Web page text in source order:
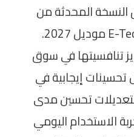
النسخة المحدثة من
سيارتها الكهربائية ميجان E-Tech موديل 2027.
تنافسيتها في سوق
تحسينات إيجابية في
تحسين مدى
الاستخدام اليومي